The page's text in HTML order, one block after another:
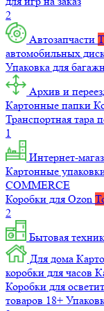
2
Автозапчасти
автомобильных
Упаковка для
Архив и
Картонные папки
Транспортная тара
1
Интернет-
Картонные
COMMERCE
Коробки для Ozon
2
Бытовая
Для дома
коробки для часов
Коробки для
товаров 18+